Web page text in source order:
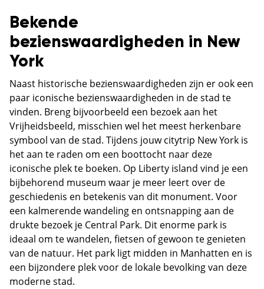
Bekende
bezienswaardigheden in New
York
Naast historische bezienswaardigheden zijn er ook een
paar iconische bezienswaardigheden in de stad te
vinden. Breng bijvoorbeeld een bezoek aan het
Vrijheidsbeeld, misschien wel het meest herkenbare
symbool van de stad. Tijdens jouw citytrip New York is
het aan te raden om een boottocht naar deze
iconische plek te boeken. Op Liberty island vind je een
bijbehorend museum waar je meer leert over de
geschiedenis en betekenis van dit monument. Voor
een kalmerende wandeling en ontsnapping aan de
drukte bezoek je Central Park. Dit enorme park is
ideaal om te wandelen, fietsen of gewoon te genieten
van de natuur. Het park ligt midden in Manhatten en is
een bijzondere plek voor de lokale bevolking van deze
moderne stad.